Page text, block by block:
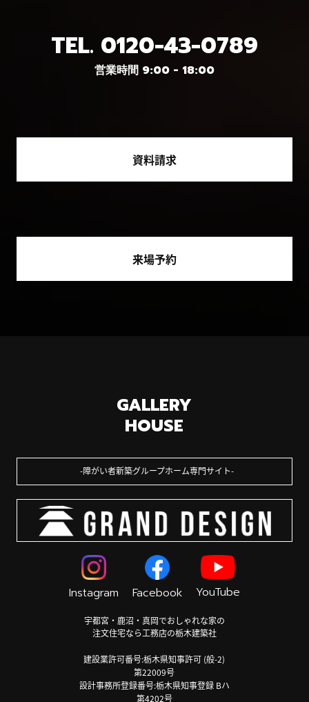
TEL. 0120-43-0789
営業時間 9:00 - 18:00
資料請求
来場予約
GALLERY
HOUSE
障がい者新築グループホーム専門サイト
Instagram Facebook YouTube
宇都宮・鹿沼・真岡でおしゃれな家の
注文住宅なら工務店の栃木建築社
建設業許可番号:栃木県知事許可 (般-2)
第22009号
設計事務所登録番号:栃木県知事登録 Bハ
第4202号